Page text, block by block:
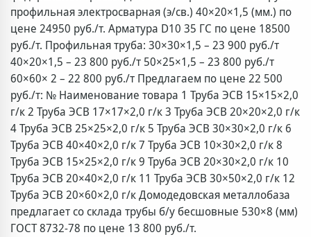
профильная электросварная (э/св.) 40×20×1,5 (мм.) по
цене 24950 руб./т. Арматура D10 35 ГС по цене 18500
руб./т. Профильная труба: 30×30×1,5 – 23 900 руб./т
40×20×1,5 – 23 800 руб./т 50×25×1,5 – 23 800 руб./т
60×60× 2 – 22 800 руб./т Предлагаем по цене 22 500
руб./т: № Наименование товара 1 Труба ЭСВ 15×15×2,0
г/к 2 Труба ЭСВ 17×17×2,0 г/к 3 Труба ЭСВ 20×20×2,0 г/к
4 Труба ЭСВ 25×25×2,0 г/к 5 Труба ЭСВ 30×30×2,0 г/к 6
Труба ЭСВ 40×40×2,0 г/к 7 Труба ЭСВ 10×30×2,0 г/к 8
Труба ЭСВ 15×25×2,0 г/к 9 Труба ЭСВ 20×30×2,0 г/к 10
Труба ЭСВ 20×40×2,0 г/к 11 Труба ЭСВ 30×50×2,0 г/к 12
Труба ЭСВ 20×60×2,0 г/к Домодедовская металлобаза
предлагает со склада трубы б/у бесшовные 530×8 (мм)
ГОСТ 8732-78 по цене 13 800 руб./т.